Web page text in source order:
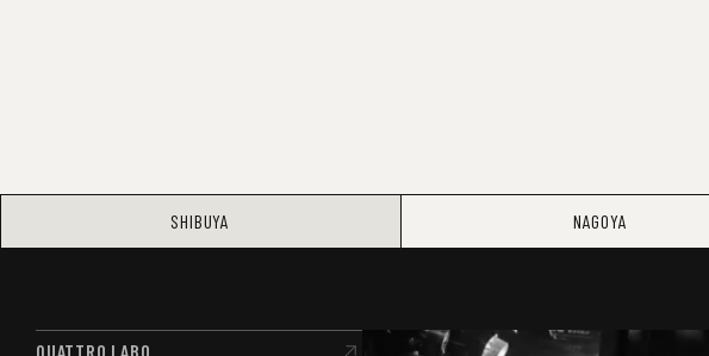
SHIBUYA NAGOYA
QUATTRO LABO